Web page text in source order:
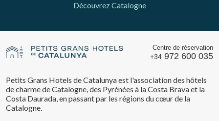
Découvrez Catalogne
Centre de réservation
+34 972 600 035
Petits Grans Hotels de Catalunya est l'association des hôtels
de charme de Catalogne, des Pyrénées à la Costa Brava et la
Costa Daurada, en passant par les régions du cœur de la
Catalogne.